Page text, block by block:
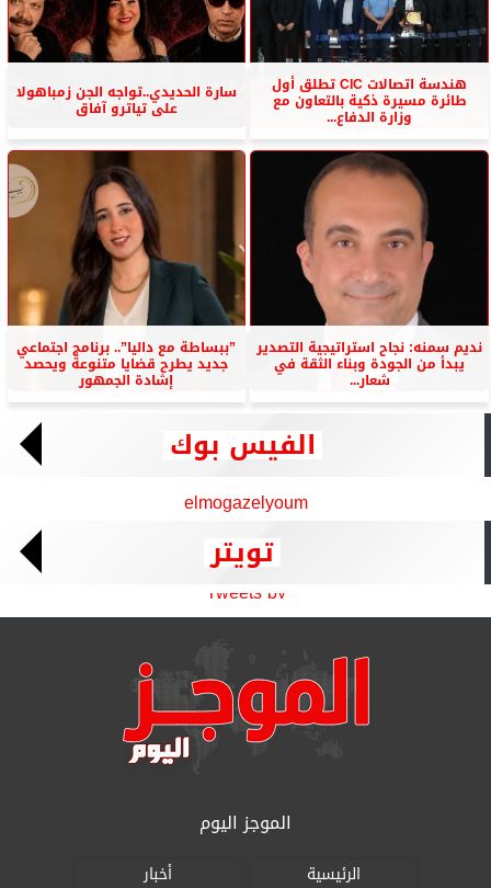
هندسة اتصالات CIC تطلق أول
طائرة مسيرة ذكية بالتعاون مع
وزارة الدفاع...
سارة الحديدي..تواجه الجن زمباهولا
على تياترو آفاق
نديم سمنه: نجاح استراتيجية التصدير
يبدأ من الجودة وبناء الثقة في
شعار...
”ببساطة مع داليا”.. برنامج اجتماعي
جديد يطرح قضايا متنوعة ويحصد
إشادة الجمهور
الفيس بوك
elmogazelyoum
تويتر
Tweets by
الموجز اليوم
الرئيسية أخبار